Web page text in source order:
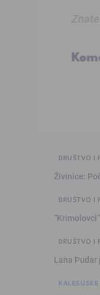
DRUŠTVO I
Živinice:
DRUŠTVO I
DRUŠTVO I
Lana
KALESIJSKE